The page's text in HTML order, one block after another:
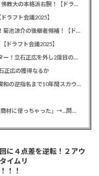
カープドラ5赤木晴哉！191cm最速153キロ！佛教大の本格派右腕！【ドラフト会議2025】
ラフト会議2025】
カープドラ3勝田成！近畿大163cmセカンド！菊池涼介の後継者候補！【ドラフト会議2025】
ドラフト会議2025】
カープドラ1平川蓮！187cmのスイッチヒッター！立石正広を外し2度目の重複も新井監督がクジを引き当てる！【ドラフト会議2025】
正広の獲得なるか
緒方孝市カープドラ3指名で青学出禁！澤﨑俊和の逆指名まで10年間スカウト出禁
【悲報】彼女「ごめん！俺くんの貯金、情報商材に使っちゃった」→…問い詰めたらギャン泣きされたんだが俺が悪いのか？
に４点差を逆転！２アウ
イムリ
！！